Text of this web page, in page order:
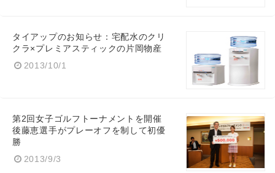
タイアップのお知らせ：宅配水のクリ
クラ×プレミアスティックの片岡物産
2013/10/1
第2回女子ゴルフトーナメントを開催
後藤恵選手がプレーオフを制して初優
勝
2013/9/3
English